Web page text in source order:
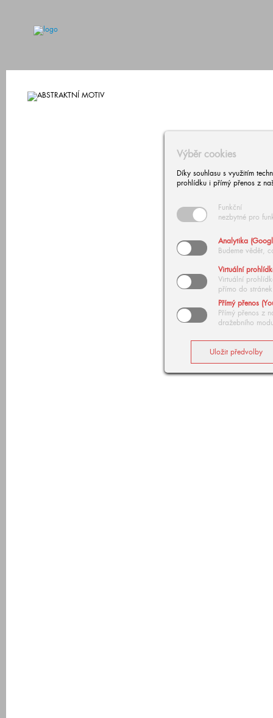
Výběr cookies
Díky souhlasu s využitím
prohlídku i přímý přenos z
Funkční
nezbytné pro
Analytika
Budeme vědět,
Virtuální
Virtuální
přímo do stránek
Přímý přenos
Přímý přenos z
dražebního